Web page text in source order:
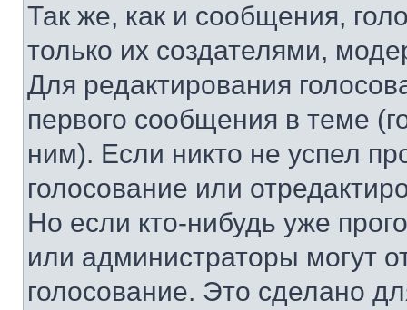
Так же, как и сообщения,
только их создателями,
Для редактирования
первого сообщения в теме
ним). Если никто не успел
голосование или
Но если кто-нибудь уже
или администраторы могут
голосование. Это сделано